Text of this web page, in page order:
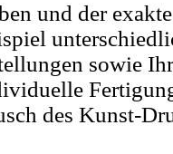
und der
sowie
des Kunst-